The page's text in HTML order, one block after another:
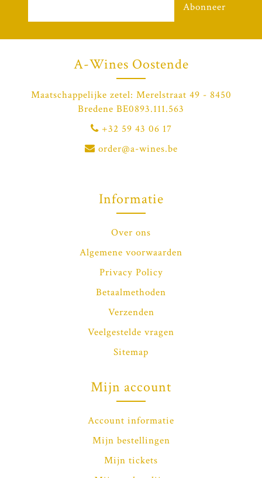
Abonneer
A-Wines Oostende
Maatschappelijke zetel: Merelstraat 49 - 8450
Bredene BE0893.111.563
+32 59 43 06 17
order@a-wines.be
Informatie
Over ons
Algemene voorwaarden
Privacy Policy
Betaalmethoden
Verzenden
Veelgestelde vragen
Sitemap
Mijn account
Account informatie
Mijn bestellingen
Mijn tickets